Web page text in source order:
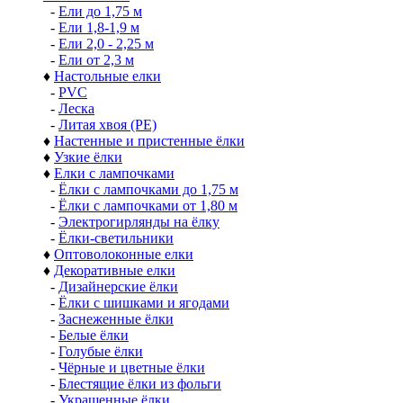
- Ели до 1,75 м
- Ели 1,8-1,9 м
- Ели 2,0 - 2,25 м
- Ели от 2,3 м
♦ Настольные елки
- PVC
- Леска
- Литая хвоя (РЕ)
♦ Настенные и пристенные ёлки
♦ Узкие ёлки
♦ Елки с лампочками
- Ёлки с лампочками до 1,75 м
- Ёлки с лампочками от 1,80 м
- Электрогирлянды на ёлку
- Ёлки-светильники
♦ Оптоволоконные елки
♦ Декоративные елки
- Дизайнерские ёлки
- Ёлки с шишками и ягодами
- Заснеженные ёлки
- Белые ёлки
- Голубые ёлки
- Чёрные и цветные ёлки
- Блестящие ёлки из фольги
- Украшенные ёлки